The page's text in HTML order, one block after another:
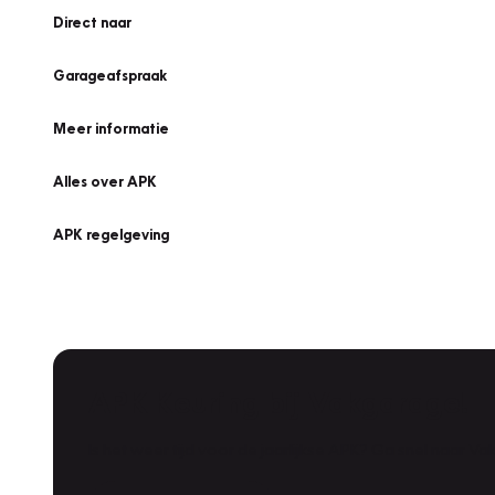
Direct naar
Garageafspraak
Meer informatie
Alles over APK
APK regelgeving